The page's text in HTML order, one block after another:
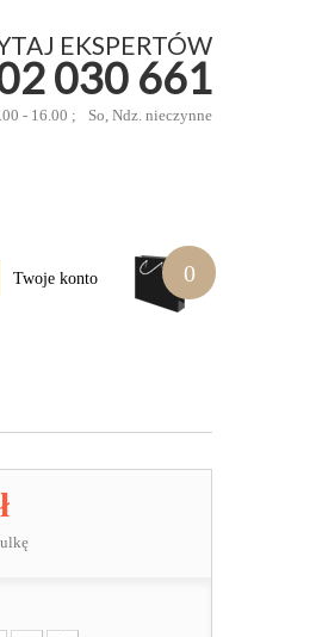
EKSPERTÓW
030 661
- 16.00 ; So, Ndz. nieczynne
0
Twoje konto